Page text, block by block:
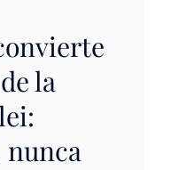
la
nunca